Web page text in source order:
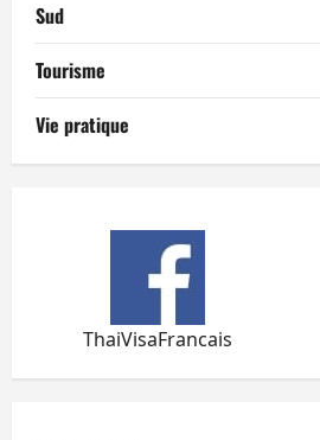
Sud
Tourisme
Vie pratique
ThaiVisaFrancais